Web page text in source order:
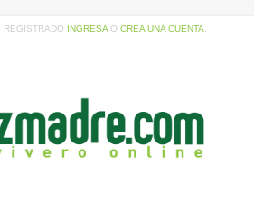
REGISTRADO INGRESAO CREA UNA CUENTA